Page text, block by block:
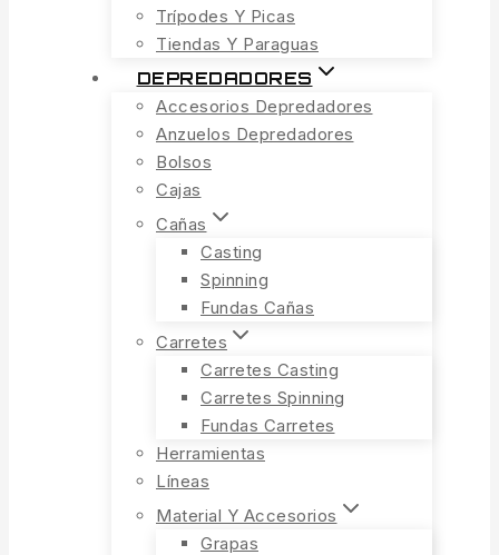
Trípodes Y Picas
Tiendas Y Paraguas
DEPREDADORES
Accesorios Depredadores
Anzuelos Depredadores
Bolsos
Cajas
Cañas
Casting
Spinning
Fundas Cañas
Carretes
Carretes Casting
Carretes Spinning
Fundas Carretes
Herramientas
Líneas
Material Y Accesorios
Grapas